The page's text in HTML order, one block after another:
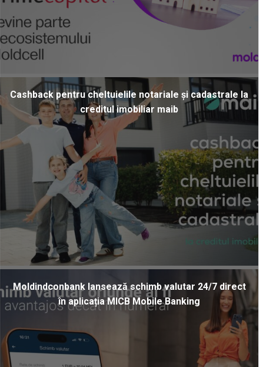
Cashback pentru cheltuielile notariale și cadastrale la
creditul imobiliar maib
Moldindconbank lansează schimb valutar 24/7 direct
în aplicația MICB Mobile Banking